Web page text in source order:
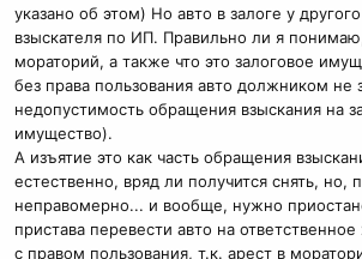
указано об этом) Но авто в залоге у
взыскателя по ИП. Правильно ли я
мораторий, а также что это залоговое
без права пользования авто должником не
недопустимость обращения взыскания на
имущество).
А изъятие это как часть обращения
естественно, вряд ли получится снять, но,
неправомерно... и вообще, нужно
пристава перевести авто на
с правом пользования, т.к. арест в